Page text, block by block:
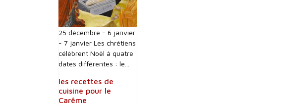
25 décembre - 6 janvier
- 7 janvier Les chrétiens
célèbrent Noël à quatre
dates différentes : le...
les recettes de
cuisine pour le
Carême